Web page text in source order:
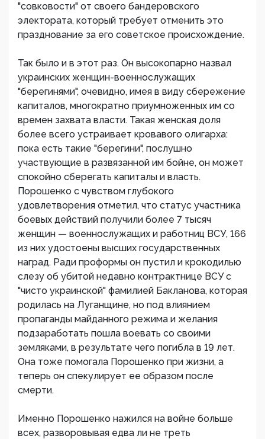
"совковости" от своего бандеровского
электората, который требует отменить это
празднование за его советское происхождение.
Так было и в этот раз. Он высокопарно назвал
украинских женщин-военнослужащих
"берегинями", очевидно, имея в виду сбережение
капиталов, многократно приумноженных им со
времен захвата власти. Такая женская доля
более всего устраивает кровавого олигарха:
пока есть такие "берегини", послушно
участвующие в развязанной им бойне, он может
спокойно сберегать капиталы и власть.
Порошенко с чувством глубокого
удовлетворения отметил, что статус участника
боевых действий получили более 7 тысяч
женщин — военнослужащих и работниц ВСУ, 166
из них удостоены высших государственных
наград. Ради проформы он пустил и крокодилью
слезу об убитой недавно контрактнице ВСУ с
"чисто украинской" фамилией Бакланова, которая
родилась на Луганщине, но под влиянием
пропаганды майданного режима и желания
подзаработать пошла воевать со своими
земляками, в результате чего погибла в 19 лет.
Она тоже помогала Порошенко при жизни, а
теперь он спекулирует ее образом после
смерти.
Именно Порошенко нажился на войне больше
всех, разворовывая едва ли не треть